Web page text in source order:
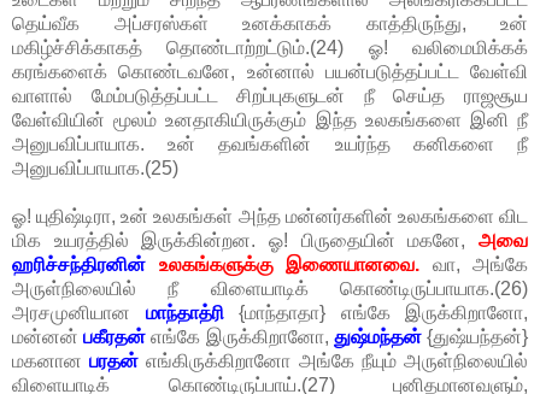
தெய்வீக அப்சரஸ்கள் உனக்காகக் காத்திருந்து, உன்
மகிழ்ச்சிக்காகத் தொண்டாற்றட்டும்.(24) ஓ! வலிமைமிக்கக்
கரங்களைக் கொண்டவனே, உன்னால் பயன்படுத்தப்பட்ட வேள்வி
வாளால் மேம்படுத்தப்பட்ட சிறப்புகளுடன் நீ செய்த ராஜசூய
வேள்வியின் மூலம் உனதாகியிருக்கும் இந்த உலகங்களை இனி நீ
அனுபவிப்பாயாக. உன் தவங்களின் உயர்ந்த கனிகளை நீ
அனுபவிப்பாயாக.(25)
ஓ! யுதிஷ்டிரா, உன் உலகங்கள் அந்த மன்னர்களின் உலகங்களை விட
மிக உயரத்தில் இருக்கின்றன. ஓ! பிருதையின் மகனே, அவை
ஹரிச்சந்திரனின் உலகங்களுக்கு இணையானவை. வா, அங்கே
அருள்நிலையில் நீ விளையாடிக் கொண்டிருப்பாயாக.(26)
அரசமுனியான மாந்தாத்ரி{மாந்தாதா} எங்கே இருக்கிறானோ,
மன்னன்பகீரதன் எங்கே இருக்கிறானோ, துஷ்மந்தன்{துஷ்யந்தன்}
மகனானபரதன் எங்கிருக்கிறானோ அங்கே நீயும் அருள்நிலையில்
விளையாடிக் கொண்டிருப்பாய்.(27) புனிதமானவளும்,